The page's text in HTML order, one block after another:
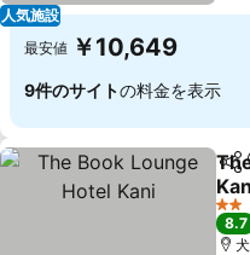
人気施設
最安値 ￥10,649
9件のサイトの料金を表示
シ
2 ホ
8.7